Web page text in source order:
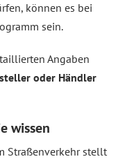
können es bei
sein.
Angaben
oder Händler
wissen
Straßenverkehr stellt